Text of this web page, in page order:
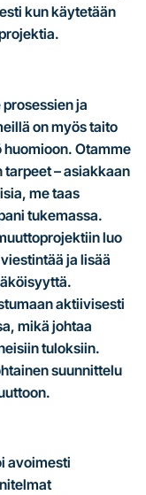
kun käytetään
ja
on myös taito
Otamme
– asiakkaan
me taas
tukemassa.
luo
ja lisää
aktiivisesti
mikä johtaa
tuloksiin.
suunnittelu
avoimesti